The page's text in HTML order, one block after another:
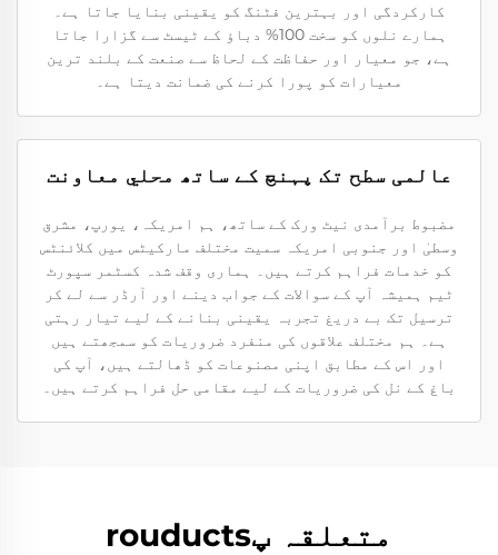
کارکردگی اور بہترین فٹنگ کو یقینی بنایا جاتا ہے۔
ہمارے نلوں کو سخت 100% دباؤ کے ٹیسٹ سے گزارا جاتا
ہے، جو معیار اور حفاظت کے لحاظ سے صنعت کے بلند ترین
معیارات کو پورا کرنے کی ضمانت دیتا ہے۔
عالمی سطح تک پہنچ کے ساتھ محلي معاونت
مضبوط برآمدی نیٹ ورک کے ساتھ، ہم امریکہ، یورپ، مشرق
وسطیٰ اور جنوبی امریکہ سمیت مختلف مارکیٹس میں کلائنٹس
کو خدمات فراہم کرتے ہیں۔ ہماری وقف شدہ کسٹمر سپورٹ
ٹیم ہمیشہ آپ کے سوالات کے جواب دینے اور آرڈر سے لے کر
ترسیل تک بے دریغ تجربہ یقینی بنانے کے لیے تیار رہتی
ہے۔ ہم مختلف علاقوں کی منفرد ضروریات کو سمجھتے ہیں
اور اس کے مطابق اپنی مصنوعات کو ڈھالتے ہیں، آپ کی
باغ کے نل کی ضروریات کے لیے مقامی حل فراہم کرتے ہیں۔
متعلقہ پrouducts